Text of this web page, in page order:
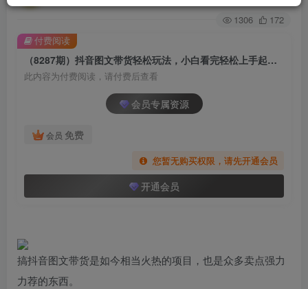
1306 172
（8287期）抖音图文带货轻松玩法，小白看完轻松上手起号，日入500+
此内容为付费阅读，请付费后查看
会员专属资源
会员 免费
您暂无购买权限，请先开通会员
开通会员
付费阅读
搞抖音图文带货是如今相当火热的项目，也是众多卖点强力
力荐的东西。